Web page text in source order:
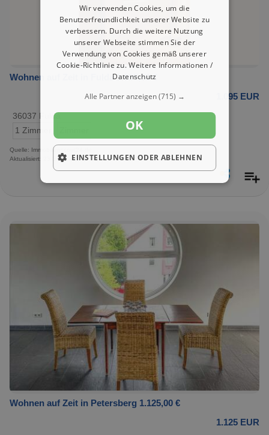
Wohnen auf Zeit in Fulda 1.095,00 €
1.095 EUR
36037 Fulda
1 Zimmer
Quelle: Immobilienscout24.de
Aktualisiert: 23 Stunden, 49 Minuten
Wohnen auf Zeit in Petersberg 1.125,00 €
1.125 EUR
Wir verwenden Cookies, um die
Benutzerfreundlichkeit unserer Website zu
verbessern. Durch die weitere Nutzung
unserer Webseite stimmen Sie der
Verwendung von Cookies gemäß unserer
Cookie-Richtlinie zu.Weitere Informationen /
Datenschutz
Alle Partner anzeigen(715) →
OK
EINSTELLUNGEN ODER ABLEHNEN